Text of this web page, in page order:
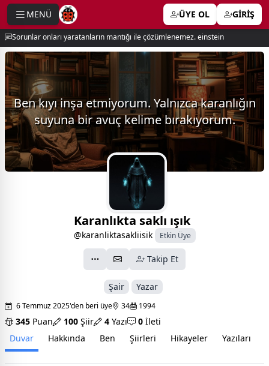
MENÜ ÜYE OL GİRİŞ
Sorunlar onları yaratanların mantığı ile çözümlenemez. einstein
Ben kıyı inşa etmiyorum. Yalnızca karanlığın
suyuna bir avuç kelime bırakıyorum.
Karanlıkta saklı ışık
@karanliktasakliisik Etkin Üye
Takip Et
Şair Yazar
6 Temmuz 2025'den beri üye 34 1994
345 Puan 100 Şiir 4 Yazı 0 İleti
Duvar
Hakkında Ben Şiirleri Hikayeler Yazıları
menu